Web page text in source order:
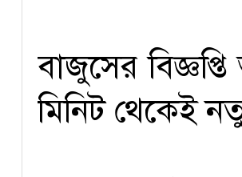
বাজুসের
মিনিট থেকেই